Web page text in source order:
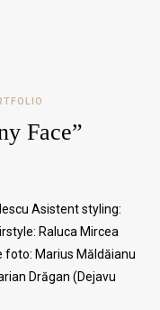
Face”
Asistent styling:
Raluca Mircea
foto: Marius Măldăianu
Drăgan (Dejavu